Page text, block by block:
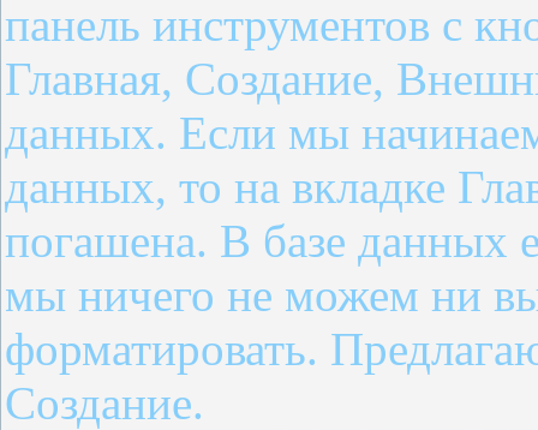
панель инструментов с
Главная, Создание,
данных. Если мы
данных, то на вкладке
погашена. В базе данных
мы ничего не можем ни
форматировать.
Создание.